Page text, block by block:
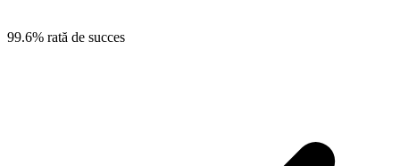
99.6% rată de succes